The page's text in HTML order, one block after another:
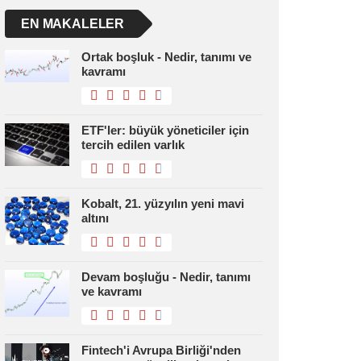
EN MAKALELER
Ortak boşluk - Nedir, tanımı ve
kavramı
ETF'ler: büyük yöneticiler için
tercih edilen varlık
Kobalt, 21. yüzyılın yeni mavi
altını
Devam boşluğu - Nedir, tanımı
ve kavramı
Fintech'i Avrupa Birliği'nden